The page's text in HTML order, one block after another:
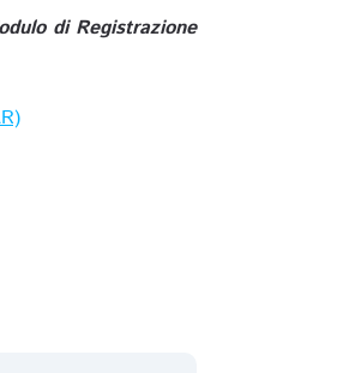
di Registrazione